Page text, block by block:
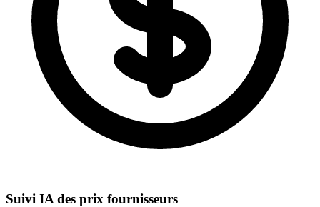
Suivi IA des prix fournisseurs